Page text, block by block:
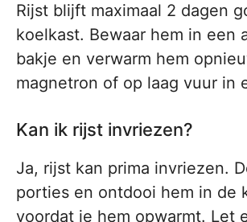
Rijst blijft maximaal 2 dagen
koelkast. Bewaar hem in een
bakje en verwarm hem
magnetron of op laag vuur in
Kan ik rijst invriezen?
Ja, rijst kan prima invriezen.
porties en ontdooi hem in de
voordat je hem opwarmt. Let